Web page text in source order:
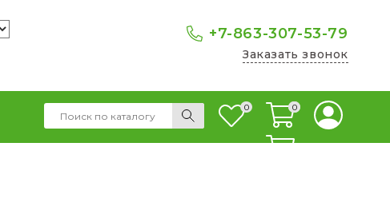
+7-863-307-53-79
Заказать звонок
0 0
0